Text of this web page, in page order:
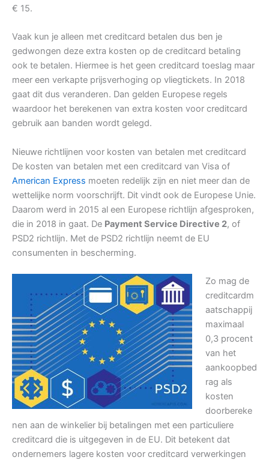
€ 15.
Vaak kun je alleen met creditcard betalen dus ben je
gedwongen deze extra kosten op de creditcard betaling
ook te betalen. Hiermee is het geen creditcard toeslag maar
meer een verkapte prijsverhoging op vliegtickets. In 2018
gaat dit dus veranderen. Dan gelden Europese regels
waardoor het berekenen van extra kosten voor creditcard
gebruik aan banden wordt gelegd.
Nieuwe richtlijnen voor kosten van betalen met creditcard
De kosten van betalen met een creditcard van Visa of
American Express moeten redelijk zijn en niet meer dan de
wettelijke norm voorschrijft. Dit vindt ook de Europese Unie.
Daarom werd in 2015 al een Europese richtlijn afgesproken,
die in 2018 in gaat. De Payment Service Directive 2, of
PSD2 richtlijn. Met de PSD2 richtlijn neemt de EU
consumenten in bescherming.
Zo mag de
creditcardm
aatschappij
maximaal
0,3 procent
van het
aankoopbed
rag als
kosten
doorbereke
nen aan de winkelier bij betalingen met een particuliere
creditcard die is uitgegeven in de EU. Dit betekent dat
ondernemers lagere kosten voor creditcard verwerkingen